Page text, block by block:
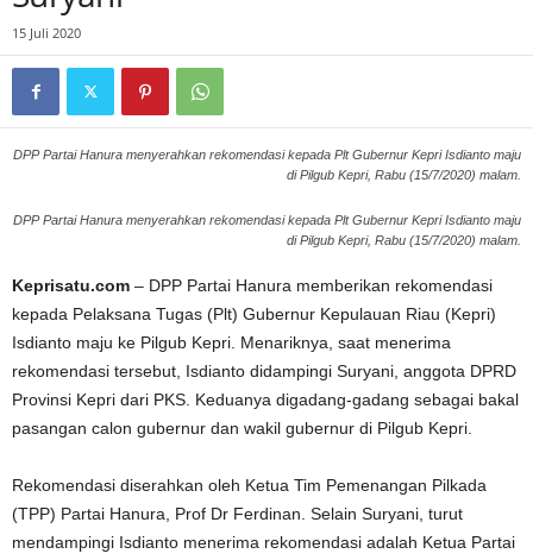
15 Juli 2020
DPP Partai Hanura menyerahkan rekomendasi kepada Plt Gubernur Kepri Isdianto maju
di Pilgub Kepri, Rabu (15/7/2020) malam.
DPP Partai Hanura menyerahkan rekomendasi kepada Plt Gubernur Kepri Isdianto maju
di Pilgub Kepri, Rabu (15/7/2020) malam.
Keprisatu.com – DPP Partai Hanura memberikan rekomendasi
kepada Pelaksana Tugas (Plt) Gubernur Kepulauan Riau (Kepri)
Isdianto maju ke Pilgub Kepri. Menariknya, saat menerima
rekomendasi tersebut, Isdianto didampingi Suryani, anggota DPRD
Provinsi Kepri dari PKS. Keduanya digadang-gadang sebagai bakal
pasangan calon gubernur dan wakil gubernur di Pilgub Kepri.
Rekomendasi diserahkan oleh Ketua Tim Pemenangan Pilkada
(TPP) Partai Hanura, Prof Dr Ferdinan. Selain Suryani, turut
mendampingi Isdianto menerima rekomendasi adalah Ketua Partai